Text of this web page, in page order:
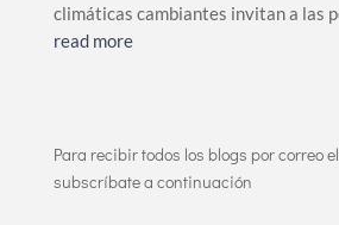
climáticas cambiantes invitan a las
read more
Para recibir todos los blogs por correo
subscríbate a continuación